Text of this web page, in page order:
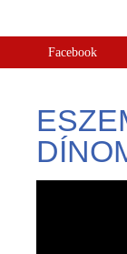
Facebook